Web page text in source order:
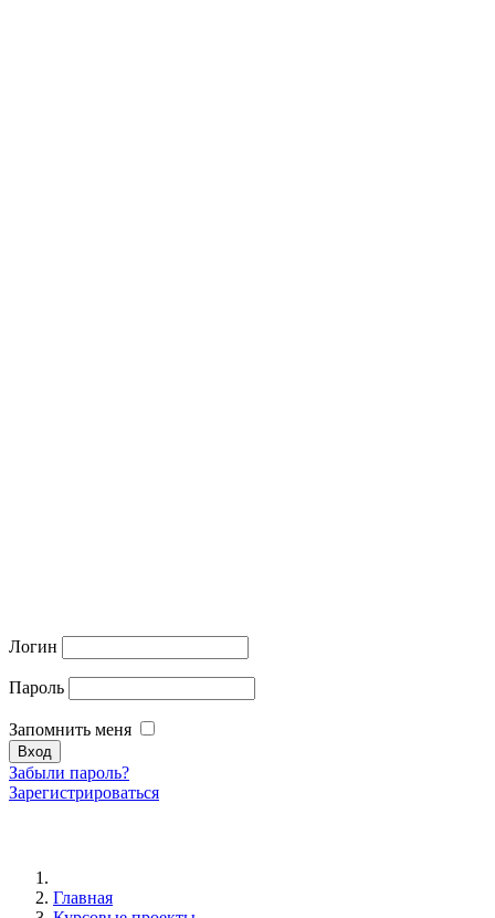
Логин
Пароль
Запомнить меня
Забыли пароль?
Зарегистрироваться
Главная